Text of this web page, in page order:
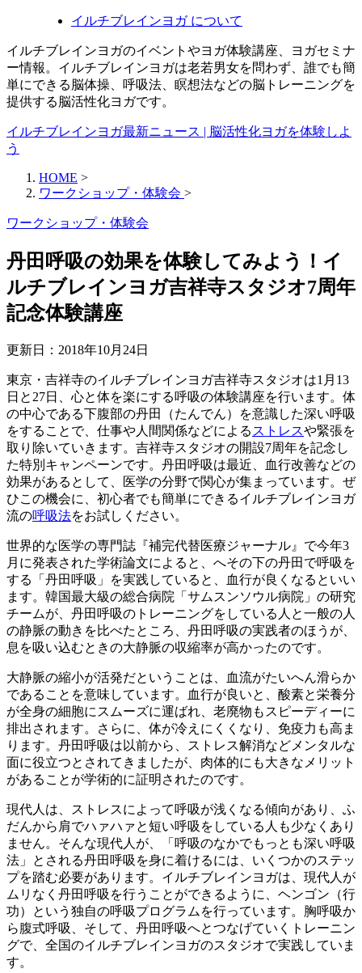
イルチブレインヨガ について
イルチブレインヨガのイベントやヨガ体験講座、ヨガセミナ
ー情報。イルチブレインヨガは老若男女を問わず、誰でも簡
単にできる脳体操、呼吸法、瞑想法などの脳トレーニングを
提供する脳活性化ヨガです。
イルチブレインヨガ最新ニュース | 脳活性化ヨガを体験しよ
う
HOME >
ワークショップ・体験会 >
ワークショップ・体験会
丹田呼吸の効果を体験してみよう！イ
ルチブレインヨガ吉祥寺スタジオ7周年
記念体験講座
更新日： 2018年10月24日
東京・吉祥寺のイルチブレインヨガ吉祥寺スタジオは1月13
日と27日、心と体を楽にする呼吸の体験講座を行います。体
の中心である下腹部の丹田（たんでん）を意識した深い呼吸
をすることで、仕事や人間関係などによる ストレスや緊張を
取り除いていきます。吉祥寺スタジオの開設7周年を記念し
た特別キャンペーンです。丹田呼吸は最近、血行改善などの
効果があるとして、医学の分野で関心が集まっています。ぜ
ひこの機会に、初心者でも簡単にできるイルチブレインヨガ
流の呼吸法をお試しください。
世界的な医学の専門誌『補完代替医療ジャーナル』で今年3
月に発表された学術論文によると、へその下の丹田で呼吸を
する「丹田呼吸」を実践していると、血行が良くなるといい
ます。韓国最大級の総合病院「サムスンソウル病院」の研究
チームが、丹田呼吸のトレーニングをしている人と一般の人
の静脈の動きを比べたところ、丹田呼吸の実践者のほうが、
息を吸い込むときの大静脈の収縮率が高かったのです。
大静脈の縮小が活発だということは、血流がたいへん滑らか
であることを意味しています。血行が良いと、酸素と栄養分
が全身の細胞にスムーズに運ばれ、老廃物もスピーディーに
排出されます。さらに、体が冷えにくくなり、免疫力も高ま
ります。丹田呼吸は以前から、ストレス解消などメンタルな
面に役立つとされてきましたが、肉体的にも大きなメリット
があることが学術的に証明されたのです。
現代人は、ストレスによって呼吸が浅くなる傾向があり、ふ
だんから肩でハァハァと短い呼吸をしている人も少なくあり
ません。そんな現代人が、「呼吸のなかでもっとも深い呼吸
法」とされる丹田呼吸を身に着けるには、いくつかのステッ
プを踏む必要があります。イルチブレインヨガは、現代人が
ムリなく丹田呼吸を行うことができるように、ヘンゴン（行
功）という独自の呼吸プログラムを行っています。胸呼吸か
ら腹式呼吸、そして、丹田呼吸へとつなげていくトレーニン
グで、全国のイルチブレインヨガのスタジオで実践していま
す。